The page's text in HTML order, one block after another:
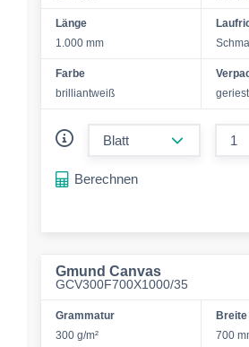
Länge
1.000 mm
Farbe
brilliantweiß
geriest
Berechnen
Gmund Canvas
GCV300F700X1000/35
Grammatur
300 g/m²
Breite
700